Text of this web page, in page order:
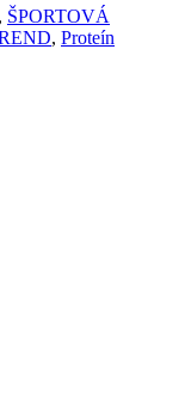
ŠPORTOVÁ
, Proteín